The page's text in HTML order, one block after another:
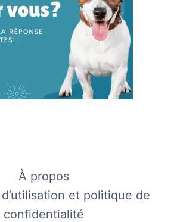
À propos
et politique de
confidentialité